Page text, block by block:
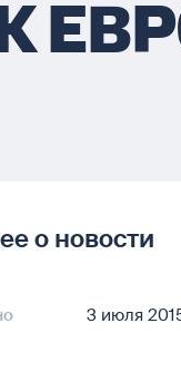
о новости
3 июля